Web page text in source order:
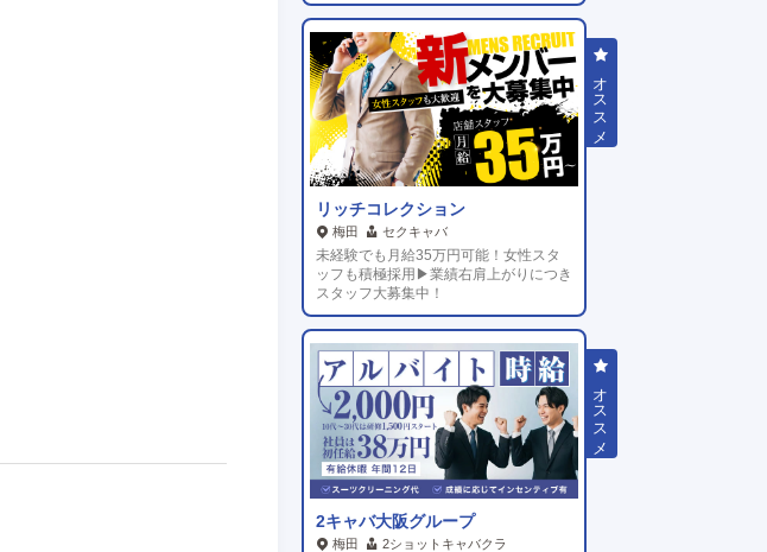
リッチコレクション
梅田 セクキャバ
未経験でも月給35万円可能！女性スタ
ッフも積極採用▶業績右肩上がりにつき
スタッフ大募集中！
2キャバ大阪グループ
梅田 2ショットキャバクラ